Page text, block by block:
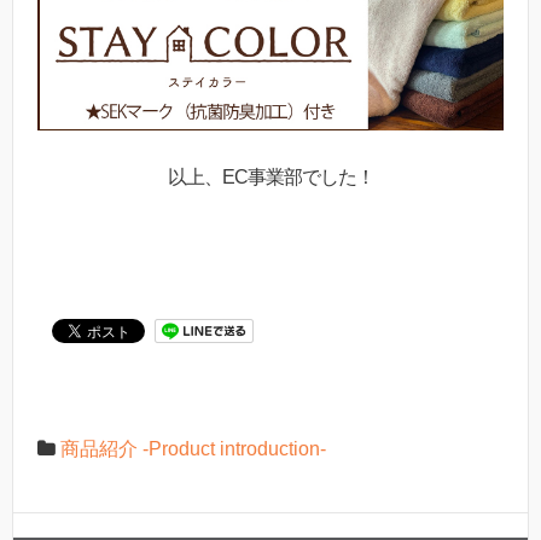
以上、EC事業部でした！
商品紹介 -Product introduction-